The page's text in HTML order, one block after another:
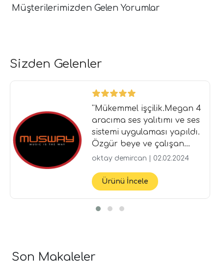
Müşterilerimizden Gelen Yorumlar
Sizden Gelenler
''Mükemmel işçilik.Megan 4
aracıma ses yalıtımı ve ses
sistemi uygulaması yapıldı.
Özgür beye ve çalışan
arkadaşa, ilgilerinden
ediyorum.. ''
oktay demircan | 02.02.2024
Ürünü İncele
Son Makaleler